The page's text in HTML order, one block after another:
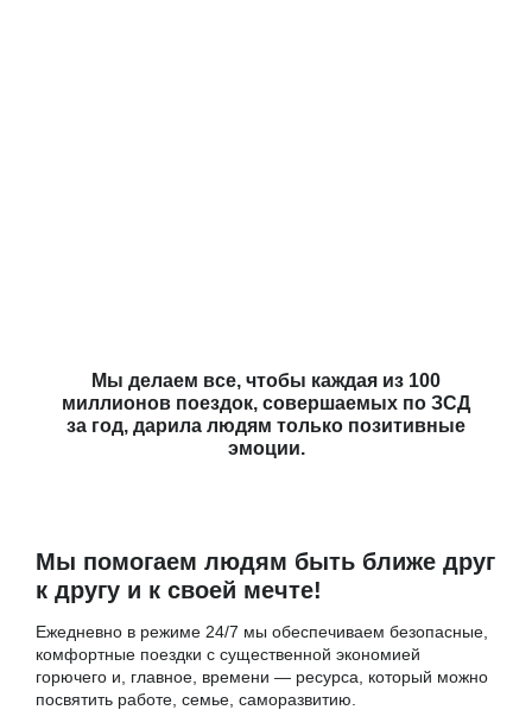
Мы делаем все, чтобы каждая из 100
миллионов поездок, совершаемых по ЗСД
за год, дарила людям только позитивные
эмоции.
Мы помогаем людям быть ближе друг
к другу и к своей мечте!
Ежедневно в режиме 24/7 мы обеспечиваем безопасные,
комфортные поездки с существенной экономией
горючего и, главное, времени — ресурса, который можно
посвятить работе, семье, саморазвитию.